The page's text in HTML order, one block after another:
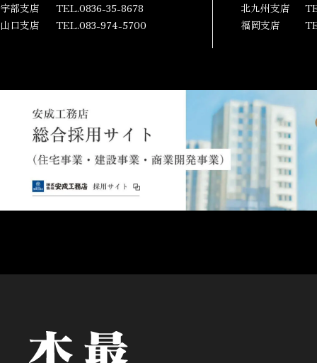
宇部支店
TEL.0836-35-8678
山口支店
TEL.083-974-5700
北九州支店
福岡支店